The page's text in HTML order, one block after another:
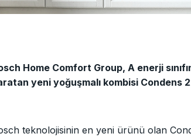
Home Comfort Group, A enerji
yeni yoğuşmalı kombisi Condens
teknolojisinin en yeni ürünü olan